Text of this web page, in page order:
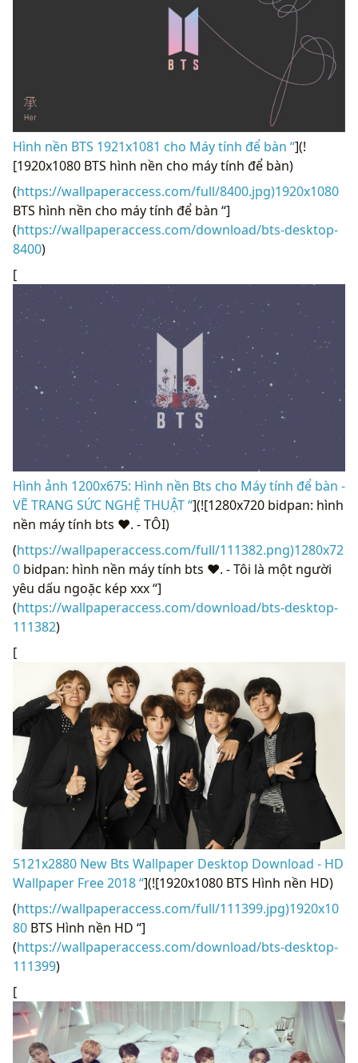
Hình nền BTS 1921x1081 cho Máy tính để bàn “](!
[1920x1080 BTS hình nền cho máy tính để bàn)
(https://wallpaperaccess.com/full/8400.jpg)1920x1080
BTS hình nền cho máy tính để bàn “]
(https://wallpaperaccess.com/download/bts-desktop-
8400)
[
Hình ảnh 1200x675: Hình nền Bts cho Máy tính để bàn -
VẼ TRANG SỨC NGHỆ THUẬT “](![1280x720 bidpan: hình
nền máy tính bts ♥. - TÔI)
(https://wallpaperaccess.com/full/111382.png)1280x72
0 bidpan: hình nền máy tính bts ♥. - Tôi là một người
yêu dấu ngoặc kép xxx “]
(https://wallpaperaccess.com/download/bts-desktop-
111382)
[
5121x2880 New Bts Wallpaper Desktop Download - HD
Wallpaper Free 2018 “](![1920x1080 BTS Hình nền HD)
(https://wallpaperaccess.com/full/111399.jpg)1920x10
80 BTS Hình nền HD “]
(https://wallpaperaccess.com/download/bts-desktop-
111399)
[